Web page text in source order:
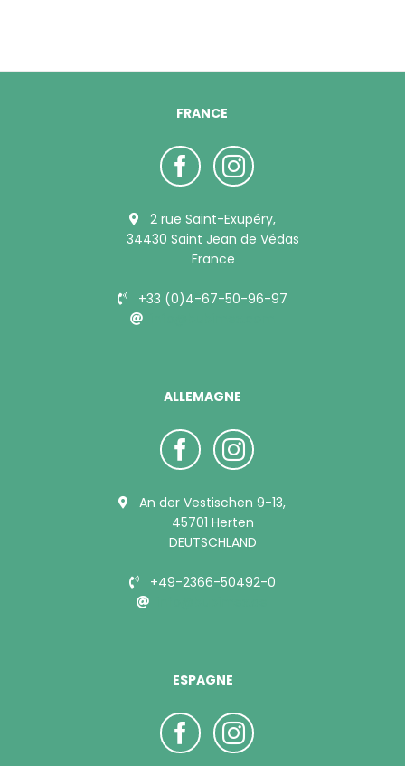
FRANCE
2 rue Saint-Exupéry,
34430 Saint Jean de Védas
France
+33 (0)4-67-50-96-97
ALLEMAGNE
An der Vestischen 9-13,
45701 Herten
DEUTSCHLAND
+49-2366-50492-0
ESPAGNE